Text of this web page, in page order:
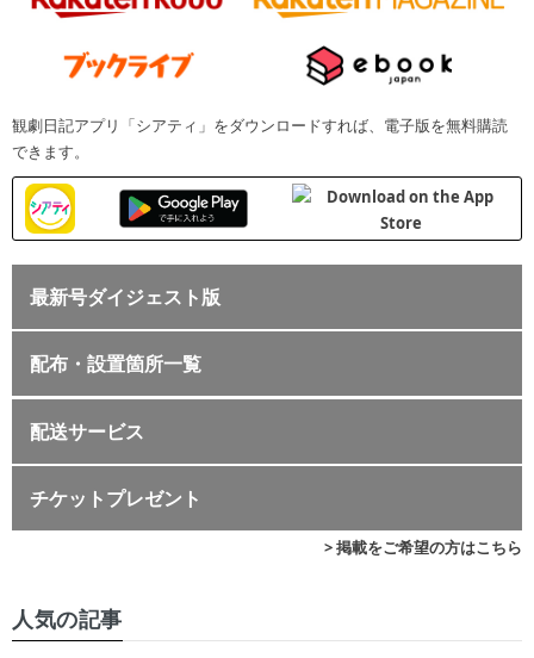
観劇日記アプリ「シアティ」をダウンロードすれば、電子版を無料購読
できます。
最新号ダイジェスト版
配布・設置箇所一覧
配送サービス
チケットプレゼント
> 掲載をご希望の方はこちら
人気の記事